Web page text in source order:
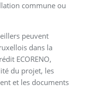
commune ou
peuvent
dans la
ECORENO,
du projet, les
et les documents